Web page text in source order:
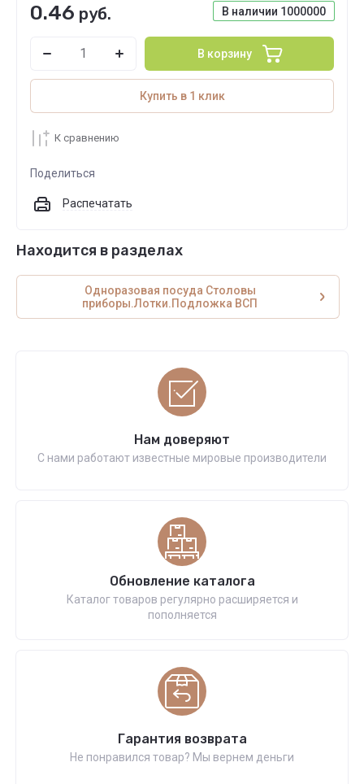
В наличии 1000000
0.46 руб.
В корзину
Купить в 1 клик
К сравнению
Поделиться
Распечатать
Находится в разделах
Одноразовая посуда Столовы
приборы.Лотки.Подложка ВСП
Нам доверяют
С нами работают известные мировые производители
Обновление каталога
Каталог товаров регулярно расширяется и
пополняется
Гарантия возврата
Не понравился товар? Мы вернем деньги